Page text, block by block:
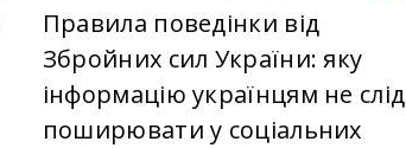
Правила поведінки від
Збройних сил України: яку
інформацію українцям не слід
поширювати у соціальних